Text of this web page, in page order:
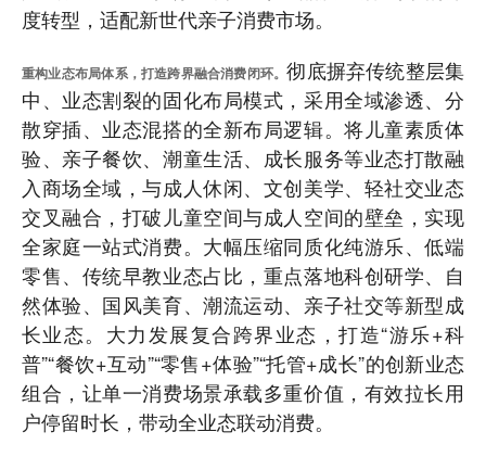
度转型，适配新世代亲子消费市场。
重构业态布局体系，打造跨界融合消费闭环。彻底摒弃传统整层集
中、业态割裂的固化布局模式，采用全域渗透、分
散穿插、业态混搭的全新布局逻辑。将儿童素质体
验、亲子餐饮、潮童生活、成长服务等业态打散融
入商场全域，与成人休闲、文创美学、轻社交业态
交叉融合，打破儿童空间与成人空间的壁垒，实现
全家庭一站式消费。大幅压缩同质化纯游乐、低端
零售、传统早教业态占比，重点落地科创研学、自
然体验、国风美育、潮流运动、亲子社交等新型成
长业态。大力发展复合跨界业态，打造“游乐+科
普”“餐饮+互动”“零售+体验”“托管+成长”的创新业态
组合，让单一消费场景承载多重价值，有效拉长用
户停留时长，带动全业态联动消费。